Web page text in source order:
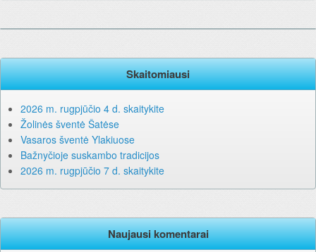
Skaitomiausi
2026 m. rugpjūčio 4 d. skaitykite
Žolinės šventė Šatėse
Vasaros šventė Ylakiuose
Bažnyčioje suskambo tradicijos
2026 m. rugpjūčio 7 d. skaitykite
Naujausi komentarai